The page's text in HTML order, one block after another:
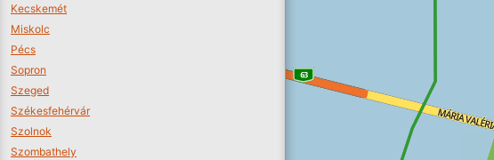
Kecskemét
Miskolc
Pécs
Sopron
Szeged
Székesfehérvár
Szolnok
Szombathely